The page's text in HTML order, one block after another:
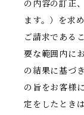
の内容の訂正
ます。）を求
ご請求である
要な範囲内に
の結果に基づ
の旨をお客様
定をしたとき